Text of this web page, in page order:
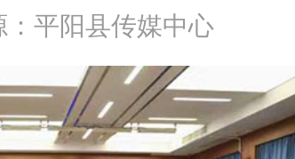
：平阳县传媒中心